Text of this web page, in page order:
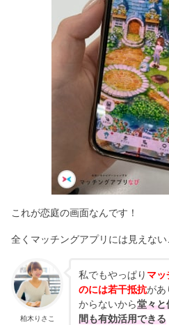
これが恋庭の画面なんです！
全くマッチングアプリには見えない
柏木りさこ
私でもやっぱり マッ
のには若干抵抗があ
からないから堂々と
間も有効活用できる